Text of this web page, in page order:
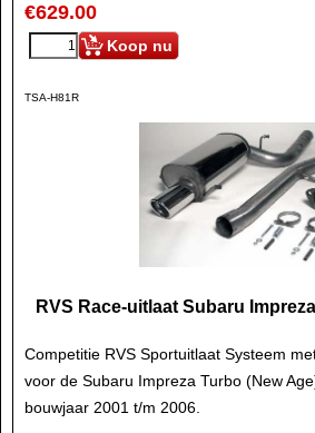
€629.00
Koop nu
TSA-H81R
RVS Race-uitlaat Subaru
Competitie RVS Sportuitlaat Systeem
voor de Subaru Impreza Turbo (New
bouwjaar 2001 t/m 2006.